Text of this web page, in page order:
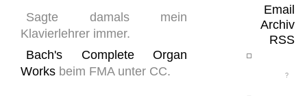
Email
Archiv
RSS
Sagte damals mein
Klavierlehrer immer.
Bach's Complete Organ
Works beim FMA unter CC.